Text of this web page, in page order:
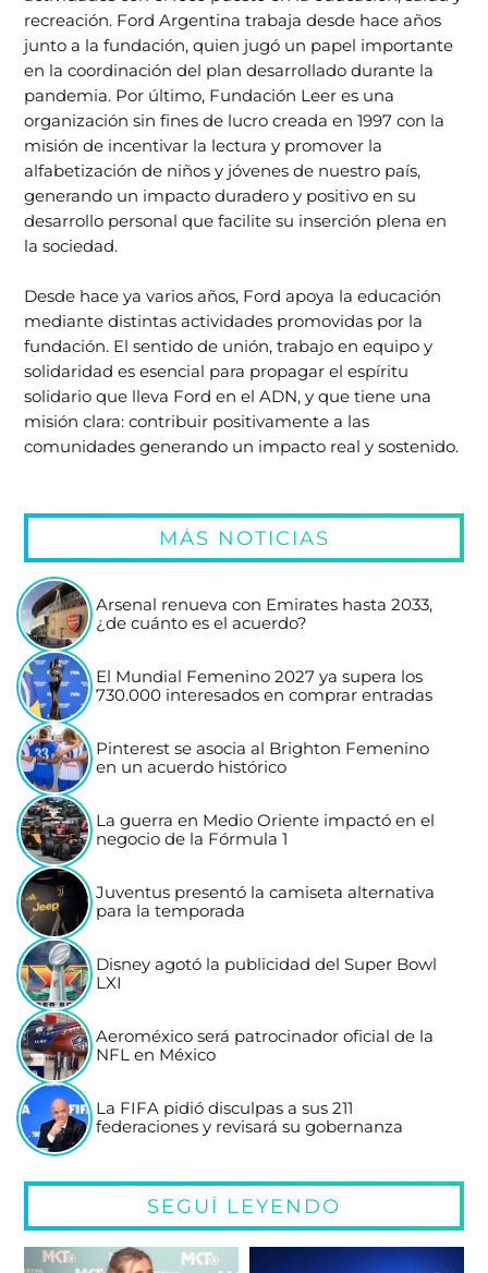
recreación. Ford Argentina trabaja desde hace años
junto a la fundación, quien jugó un papel importante
en la coordinación del plan desarrollado durante la
pandemia. Por último, Fundación Leer es una
organización sin fines de lucro creada en 1997 con la
misión de incentivar la lectura y promover la
alfabetización de niños y jóvenes de nuestro país,
generando un impacto duradero y positivo en su
desarrollo personal que facilite su inserción plena en
la sociedad.
Desde hace ya varios años, Ford apoya la educación
mediante distintas actividades promovidas por la
fundación. El sentido de unión, trabajo en equipo y
solidaridad es esencial para propagar el espíritu
solidario que lleva Ford en el ADN, y que tiene una
misión clara: contribuir positivamente a las
comunidades generando un impacto real y sostenido.
MÁS NOTICIAS
Arsenal renueva con Emirates hasta 2033,
¿de cuánto es el acuerdo?
El Mundial Femenino 2027 ya supera los
730.000 interesados en comprar entradas
Pinterest se asocia al Brighton Femenino
en un acuerdo histórico
La guerra en Medio Oriente impactó en el
negocio de la Fórmula 1
Juventus presentó la camiseta alternativa
para la temporada
Disney agotó la publicidad del Super Bowl
LXI
Aeroméxico será patrocinador oficial de la
NFL en México
La FIFA pidió disculpas a sus 211
federaciones y revisará su gobernanza
SEGUÍ LEYENDO